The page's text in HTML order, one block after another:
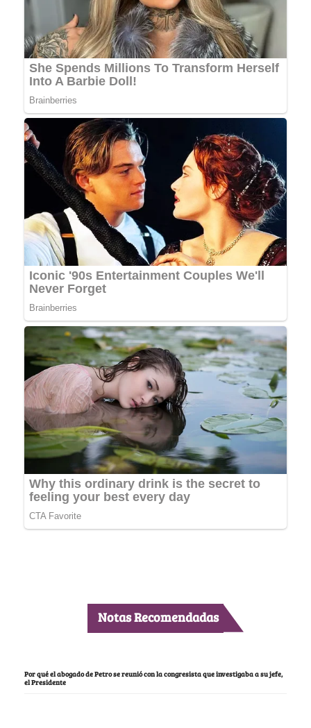
Notas Recomendadas
Por qué el abogado de Petro se reunió con la congresista que investigaba a su jefe,
el Presidente